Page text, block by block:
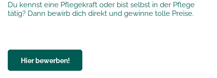
Du kennst eine Pflegekraft oder bist selbst in der Pflege
tätig? Dann bewirb dich direkt und gewinne tolle Preise.
Hier bewerben!